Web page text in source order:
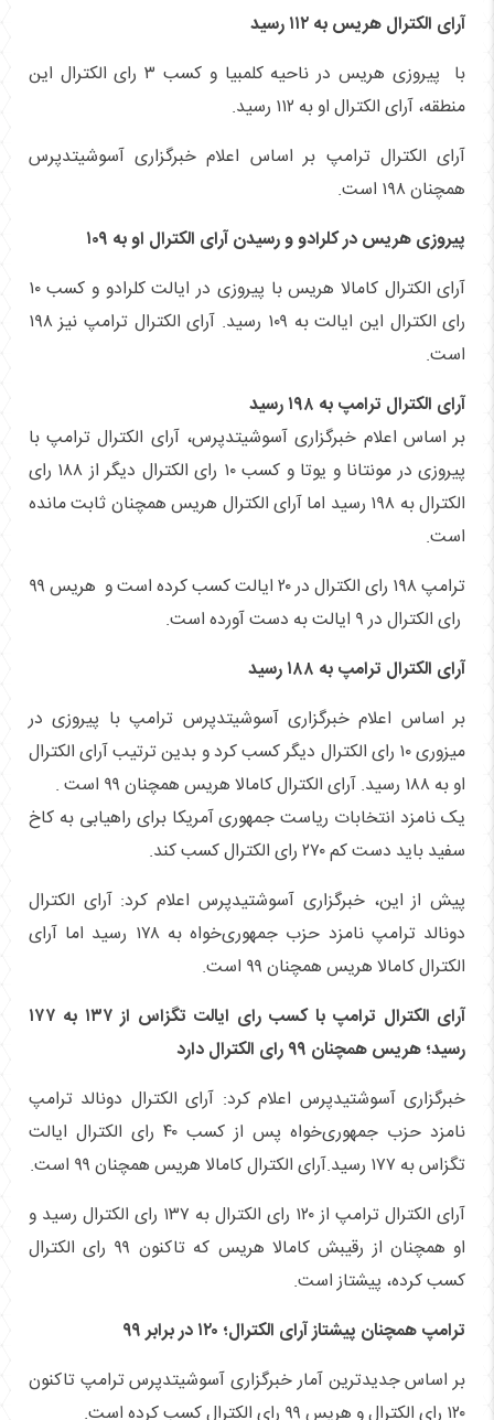
آرای الکترال هریس به ۱۱۲ رسید
با پیروزی هریس در ناحیه کلمبیا و کسب ۳ رای الکترال این
منطقه، آرای الکترال او به ۱۱۲ رسید.
آرای الکترال ترامپ بر اساس اعلام خبرگزاری آسوشیتدپرس
همچنان ۱۹۸ است.
پیروزی هریس در کلرادو و رسیدن آرای الکترال او به ۱۰۹
آرای الکترال کامالا هریس با پیروزی در ایالت کلرادو و کسب ۱۰
رای الکترال این ایالت به ۱۰۹ رسید. آرای الکترال ترامپ نیز ۱۹۸
است.
آرای الکترال ترامپ به ۱۹۸ رسید
بر اساس اعلام خبرگزاری آسوشیتدپرس، آرای الکترال ترامپ با
پیروزی در مونتانا و یوتا و کسب ۱۰ رای الکترال دیگر از ۱۸۸ رای
الکترال به ۱۹۸ رسید اما آرای الکترال هریس همچنان ثابت مانده
است.
ترامپ ۱۹۸ رای الکترال در ۲۰ ایالت کسب کرده است و هریس ۹۹
رای الکترال در ۹ ایالت به دست آورده است.
آرای الکترال ترامپ به ۱۸۸ رسید
بر اساس اعلام خبرگزاری آسوشیتدپرس ترامپ با پیروزی در
میزوری ۱۰ رای الکترال دیگر کسب کرد و بدین ترتیب آرای الکترال
او به ۱۸۸ رسید. آرای الکترال کامالا هریس همچنان ۹۹ است .
یک نامزد انتخابات ریاست جمهوری آمریکا برای راهیابی به کاخ
سفید باید دست کم ۲۷۰ رای الکترال کسب کند.
پیش از این، خبرگزاری آسوشتیدپرس اعلام کرد: آرای الکترال
دونالد ترامپ نامزد حزب جمهوری‌خواه به ۱۷۸ رسید اما آرای
الکترال کامالا هریس همچنان ۹۹ است.
آرای الکترال ترامپ با کسب رای ایالت تگزاس از ۱۳۷ به ۱۷۷
رسید؛ هریس همچنان ۹۹ رای الکترال دارد
خبرگزاری آسوشتیدپرس اعلام کرد: آرای الکترال دونالد ترامپ
نامزد حزب جمهوری‌خواه پس از کسب ۴۰ رای الکترال ایالت
تگزاس به ۱۷۷ رسید.آرای الکترال کامالا هریس همچنان ۹۹ است.
آرای الکترال ترامپ از ۱۲۰ رای الکترال به ۱۳۷ رای الکترال رسید و
او همچنان از رقیبش کامالا هریس که تاکنون ۹۹ رای الکترال
کسب کرده، پیشتاز است.
ترامپ همچنان پیشتاز آرای الکترال؛ ۱۲۰ در برابر ۹۹
بر اساس جدیدترین آمار خبرگزاری آسوشیتدپرس ترامپ تاکنون
۱۲۰ رای الکترال و هریس ۹۹ رای الکترال کسب کرده است.